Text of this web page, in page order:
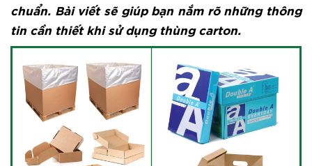
chuẩn. Bài viết sẽ giúp bạn nắm rõ những thông
tin cần thiết khi sử dụng thùng carton.